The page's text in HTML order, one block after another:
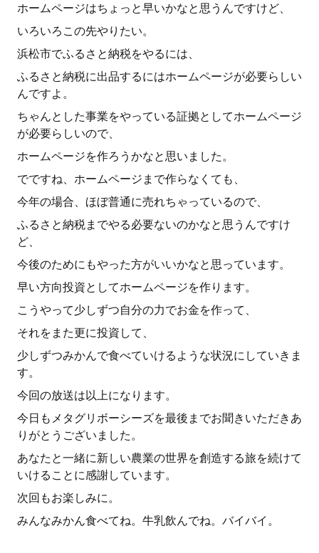
ホームページはちょっと早いかなと思うんですけど、
いろいろこの先やりたい。
浜松市でふるさと納税をやるには、
ふるさと納税に出品するにはホームページが必要らしい
んですよ。
ちゃんとした事業をやっている証拠としてホームページ
が必要らしいので、
ホームページを作ろうかなと思いました。
でですね、ホームページまで作らなくても、
今年の場合、ほぼ普通に売れちゃっているので、
ふるさと納税までやる必要ないのかなと思うんですけ
ど、
今後のためにもやった方がいいかなと思っています。
早い方向投資としてホームページを作ります。
こうやって少しずつ自分の力でお金を作って、
それをまた更に投資して、
少しずつみかんで食べていけるような状況にしていきま
す。
今回の放送は以上になります。
今日もメタグリボーシーズを最後までお聞きいただきあ
りがとうございました。
あなたと一緒に新しい農業の世界を創造する旅を続けて
いけることに感謝しています。
次回もお楽しみに。
みんなみかん食べてね。牛乳飲んでね。バイバイ。